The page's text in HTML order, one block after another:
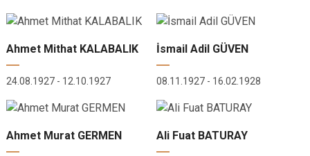
Ahmet Mithat KALABALIK
24.08.1927 - 12.10.1927
İsmail Adil GÜVEN
08.11.1927 - 16.02.1928
Ahmet Murat GERMEN Ali Fuat BATURAY